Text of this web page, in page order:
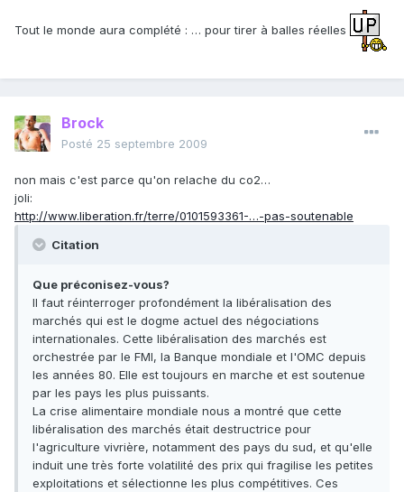
Tout le monde aura complété : … pour tirer à balles réelles
Brock
Posté 25 septembre 2009
non mais c'est parce qu'on relache du co2…
joli:
http://www.liberation.fr/terre/0101593361-…-pas-soutenable
Citation
Que préconisez-vous?
Il faut réinterroger profondément la libéralisation des
marchés qui est le dogme actuel des négociations
internationales. Cette libéralisation des marchés est
orchestrée par le FMI, la Banque mondiale et l'OMC depuis
les années 80. Elle est toujours en marche et est soutenue
par les pays les plus puissants.
La crise alimentaire mondiale nous a montré que cette
libéralisation des marchés était destructrice pour
l'agriculture vivrière, notamment des pays du sud, et qu'elle
induit une très forte volatilité des prix qui fragilise les petites
exploitations et sélectionne les plus compétitives. Ces